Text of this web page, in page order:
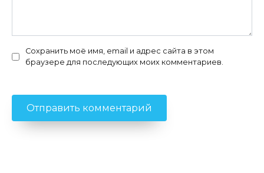
Сохранить моё имя, email и адрес сайта в этом
браузере для последующих моих комментариев.